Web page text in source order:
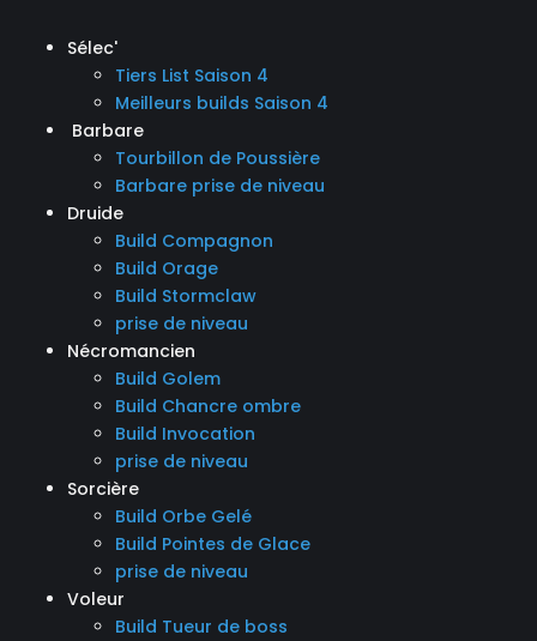
Sélec'
Tiers List Saison 4
Meilleurs builds Saison 4
Barbare
Tourbillon de Poussière
Barbare prise de niveau
Druide
Build Compagnon
Build Orage
Build Stormclaw
prise de niveau
Nécromancien
Build Golem
Build Chancre ombre
Build Invocation
prise de niveau
Sorcière
Build Orbe Gelé
Build Pointes de Glace
prise de niveau
Voleur
Build Tueur de boss